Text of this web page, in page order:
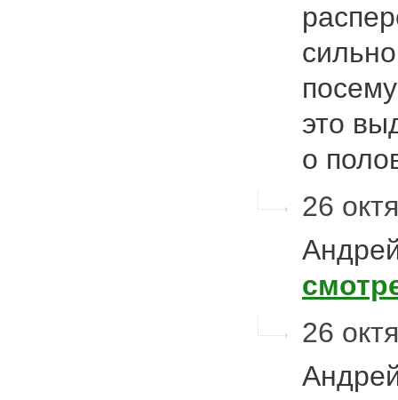
это
о
26
26